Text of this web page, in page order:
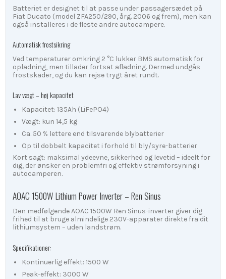
Batteriet er designet til at passe under passagersædet på
Fiat Ducato (model ZFA250/290, årg. 2006 og frem), men kan
også installeres i de fleste andre autocampere.
Automatisk frostsikring
Ved temperaturer omkring 2 °C lukker BMS automatisk for
opladning, men tillader fortsat afladning. Dermed undgås
frostskader, og du kan rejse trygt året rundt.
Lav vægt – høj kapacitet
Kapacitet: 135Ah (LiFePO4)
Vægt: kun 14,5 kg
Ca. 50 % lettere end tilsvarende blybatterier
Op til dobbelt kapacitet i forhold til bly/syre-batterier
Kort sagt: maksimal ydeevne, sikkerhed og levetid – ideelt for
dig, der ønsker en problemfri og effektiv strømforsyning i
autocamperen.
AOAC 1500W Lithium Power Inverter – Ren Sinus
Den medfølgende AOAC 1500W Ren Sinus-inverter giver dig
frihed til at bruge almindelige 230V-apparater direkte fra dit
lithiumsystem – uden landstrøm.
Specifikationer:
Kontinuerlig effekt: 1500 W
Peak-effekt: 3000 W